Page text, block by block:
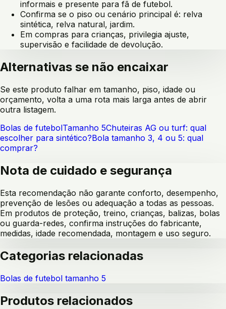
informais e presente para fã de futebol.
Confirma se o piso ou cenário principal é: relva
sintética, relva natural, jardim.
Em compras para crianças, privilegia ajuste,
supervisão e facilidade de devolução.
Alternativas se não encaixar
Se este produto falhar em tamanho, piso, idade ou
orçamento, volta a uma rota mais larga antes de abrir
outra listagem.
Bolas de futebolTamanho 5Chuteiras AG ou turf: qual
escolher para sintético?Bola tamanho 3, 4 ou 5: qual
comprar?
Nota de cuidado e segurança
Esta recomendação não garante conforto, desempenho,
prevenção de lesões ou adequação a todas as pessoas.
Em produtos de proteção, treino, crianças, balizas, bolas
ou guarda-redes, confirma instruções do fabricante,
medidas, idade recomendada, montagem e uso seguro.
Categorias relacionadas
Bolas de futebol tamanho 5
Produtos relacionados